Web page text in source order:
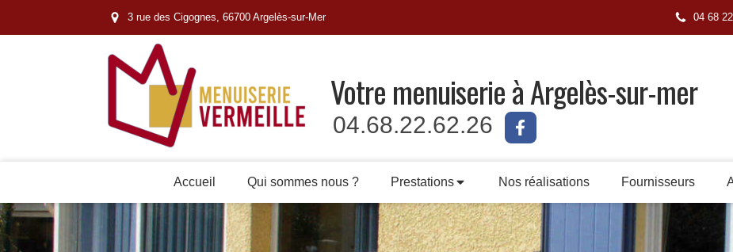
3 rue des Cigognes, 66700 Argelès-sur-Mer 04 68
Votre menuiserie à Argelès-sur-mer
04.68.22.62.26
Accueil Qui sommes nous ? Prestations Nos réalisations Fournisseurs